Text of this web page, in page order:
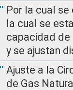
Por la cual se
la cual se
capacidad de
y se ajustan
Ajuste a la
de Gas